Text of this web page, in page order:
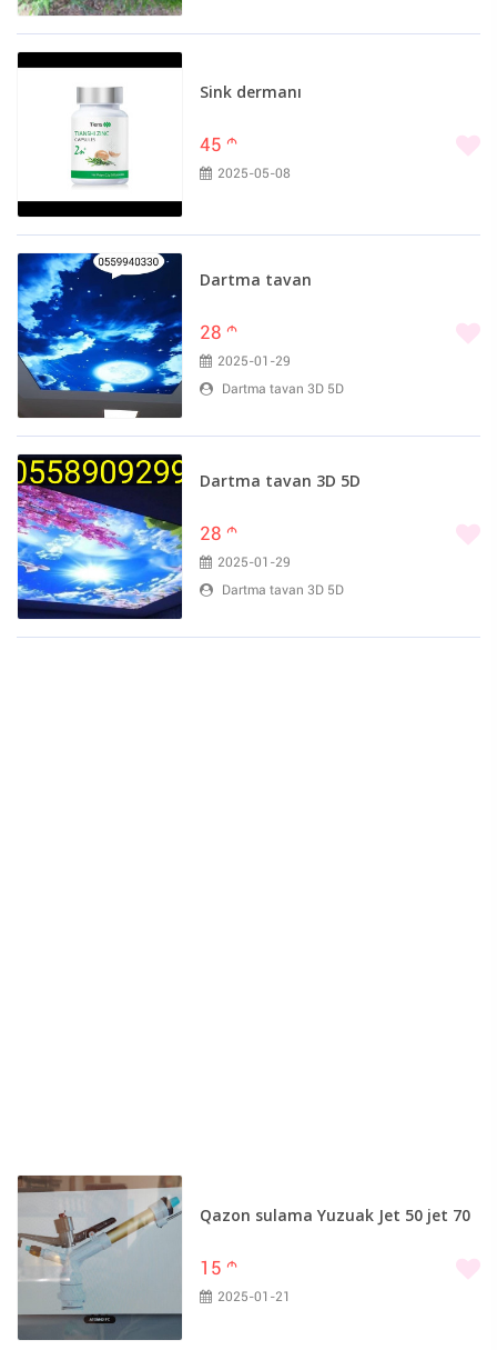
Sink dermanı
45 m
2025-05-08
Dartma tavan
28 m
2025-01-29
Dartma tavan 3D 5D
Dartma tavan 3D 5D
28 m
2025-01-29
Dartma tavan 3D 5D
Qazon sulama Yuzuak Jet 50 jet 70
15 m
2025-01-21